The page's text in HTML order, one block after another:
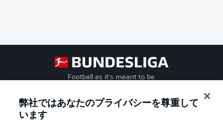
Football as it's meant to be
弊社ではあなたのプライバシーを尊重して
います